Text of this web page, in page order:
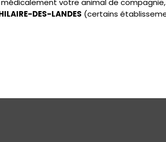
votre animal de
DES-LANDES (certains